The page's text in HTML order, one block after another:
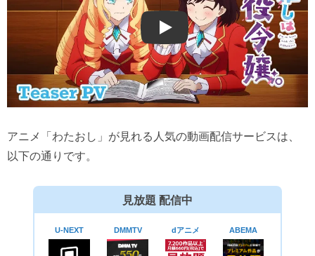
Play
アニメ「わたおし」が見れる人気の動画配信サービスは、
以下の通りです。
見放題 配信中
U-NEXT DMMTV dアニメ ABEMA